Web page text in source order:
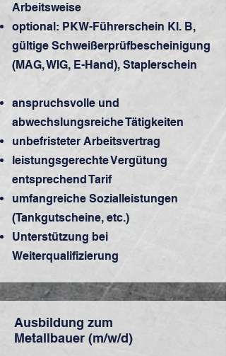
Arbeitsweise
optional: PKW-Führerschein Kl. B,
gültige Schweißerprüfbescheinigung
(MAG, WIG, E-Hand), Staplerschein
anspruchsvolle und
abwechslungsreiche Tätigkeiten
unbefristeter Arbeitsvertrag
leistungsgerechte Vergütung
entsprechend Tarif
umfangreiche Sozialleistungen
(Tankgutscheine, etc.)
Unterstützung bei
Weiterqualifizierung
Ausbildung zum
Metallbauer (m/w/d)